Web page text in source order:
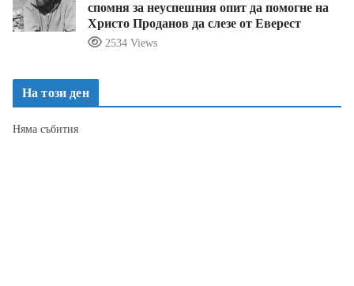
спомня за неуспешния опит да помогне на
Христо Проданов да слезе от Еверест
2534 Views
На този ден
Няма събития